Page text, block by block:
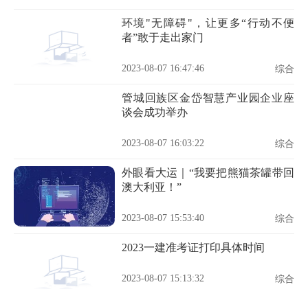
环境"无障碍"，让更多“行动不便
者”敢于走出家门
2023-08-07 16:47:46 综合
管城回族区金岱智慧产业园企业座
谈会成功举办
2023-08-07 16:03:22 综合
外眼看大运｜“我要把熊猫茶罐带回
澳大利亚！”
2023-08-07 15:53:40 综合
2023一建准考证打印具体时间
2023-08-07 15:13:32 综合